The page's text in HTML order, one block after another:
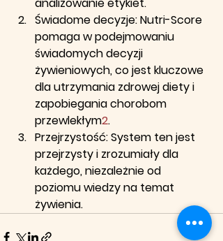
Świadome decyzje: Nutri-Score
pomaga w podejmowaniu
świadomych decyzji
żywieniowych, co jest kluczowe
dla utrzymania zdrowej diety i
zapobiegania chorobom
przewlekłym2.
Przejrzystość: System ten jest
przejrzysty i zrozumiały dla
każdego, niezależnie od
poziomu wiedzy na temat
żywienia.